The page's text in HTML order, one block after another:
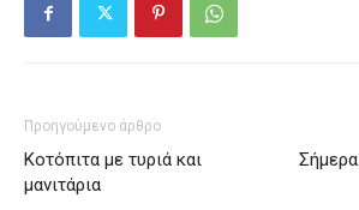
Προηγούμενο άρθρο
Κοτόπιτα με τυριά και
μανιτάρια